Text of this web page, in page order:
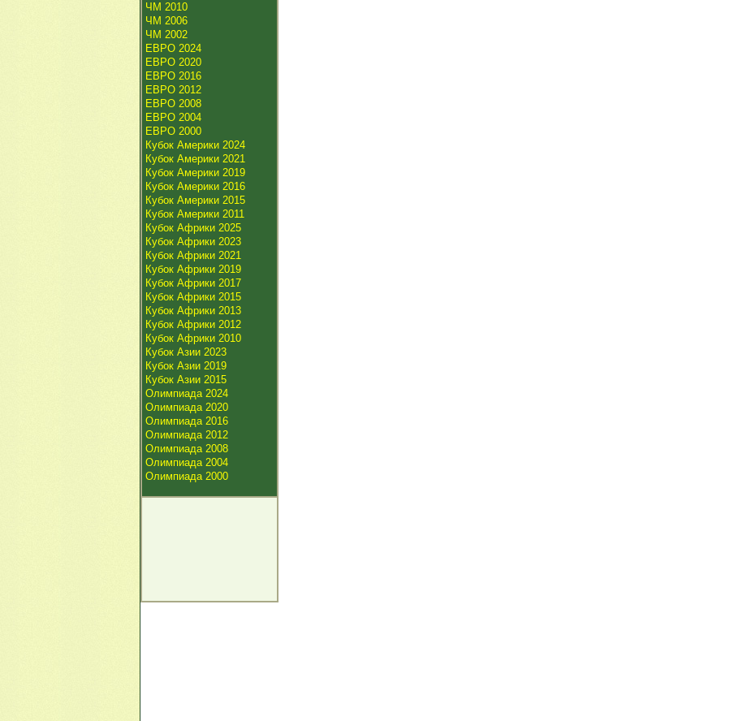
ЧМ 2010
ЧМ 2006
ЧМ 2002
ЕВРО 2024
ЕВРО 2020
ЕВРО 2016
ЕВРО 2012
ЕВРО 2008
ЕВРО 2004
ЕВРО 2000
Кубок Америки 2024
Кубок Америки 2021
Кубок Америки 2019
Кубок Америки 2016
Кубок Америки 2015
Кубок Америки 2011
Кубок Африки 2025
Кубок Африки 2023
Кубок Африки 2021
Кубок Африки 2019
Кубок Африки 2017
Кубок Африки 2015
Кубок Африки 2013
Кубок Африки 2012
Кубок Африки 2010
Кубок Азии 2023
Кубок Азии 2019
Кубок Азии 2015
Олимпиада 2024
Олимпиада 2020
Олимпиада 2016
Олимпиада 2012
Олимпиада 2008
Олимпиада 2004
Олимпиада 2000